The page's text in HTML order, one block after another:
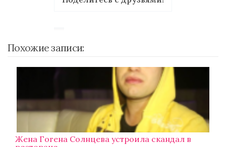
Похожие записи:
Жена Гогена Солнцева устроила скандал в